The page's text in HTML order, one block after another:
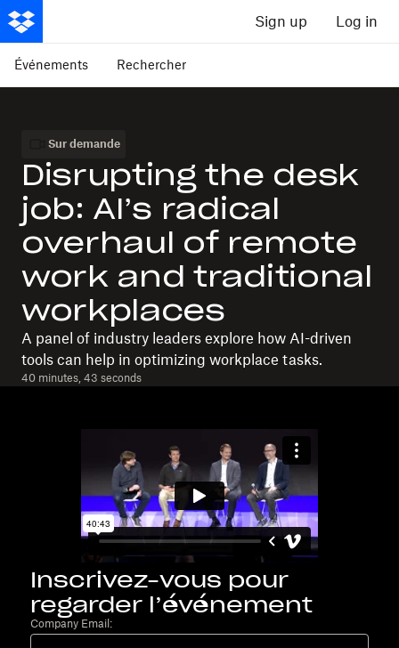
Sign up Log in
Événements Rechercher
Sur demande
Disrupting the desk
job: AI’s radical
overhaul of remote
work and traditional
workplaces
A panel of industry leaders explore how AI-driven
tools can help in optimizing workplace tasks.
40 minutes, 43 seconds
Inscrivez-vous pour
regarder l’événement
Company Email: